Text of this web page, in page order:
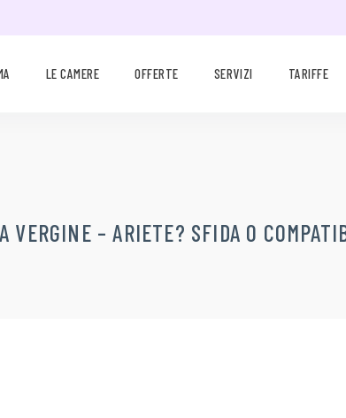
LE CAMERE OFFERTE SERVIZI TARIFFE
VERGINE – ARIETE? SFIDA O